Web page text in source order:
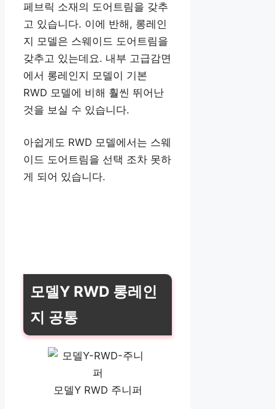
페브릭 소재의 도어트림을 갖추
고 있습니다. 이에 반해, 롱레인
지 모델은 스웨이드 도어트림을
갖추고 있는데요. 내부 고급감면
에서 롱레인지 모델이 기본
RWD 모델에 비해 훨씬 뛰어난
것을 보실 수 있습니다.
아쉽게도 RWD 모델에서는 스웨
이드 도어트림을 선택 조차 못하
게 되어 있습니다.
모델Y RWD 롱레인
지 공통
모델Y RWD 주니퍼